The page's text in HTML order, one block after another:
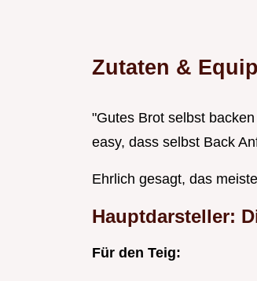
Zutaten &
"Gutes Brot selbst
easy, dass selbst Back
Ehrlich gesagt, das
Hauptdarsteller:
Für den Teig: